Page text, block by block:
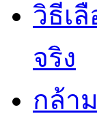
วิธีเ
จริง
กล้า